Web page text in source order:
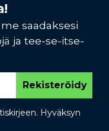
saadaksesi
ja tee-se-itse-
Rekisteröidy
Hyväksyn